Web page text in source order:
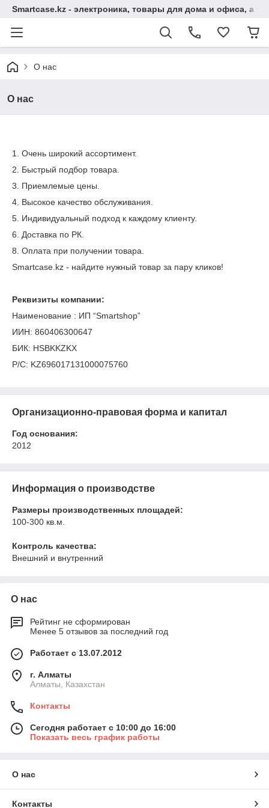
Smartcase.kz - электроника, товары для дома и офиса, а
О нас
О нас
1. Очень широкий ассортимент.
2. Быстрый подбор товара.
3. Приемлемые цены.
4. Высокое качество обслуживания.
5. Индивидуальный подход к каждому клиенту.
6. Доставка по РК.
8. Оплата при получении товара.
Smartcase.kz - найдите нужный товар за пару кликов!
Реквизиты компании:
Наименование : ИП “Smartshop”
ИИН: 860406300647
БИК: HSBKKZKX
Р/C: KZ696017131000075760
Организационно-правовая форма и капитал
Год основания:
2012
Информация о производстве
Размеры производственных площадей:
100-300 кв.м.
Контроль качества:
Внешний и внутренний
О нас
Рейтинг не сформирован
Менее 5 отзывов за последний год
Работает с 13.07.2012
г. Алматы
Алматы, Казахстан
Контакты
Сегодня работает с 10:00 до 16:00
Показать весь график работы
О нас
Контакты